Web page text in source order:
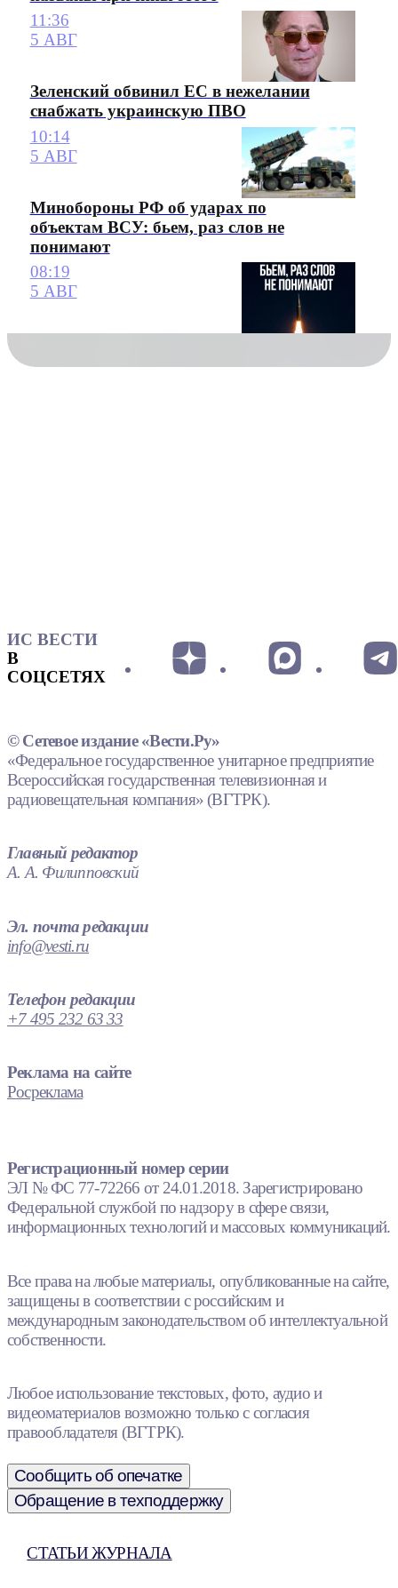
11:36
5 АВГ
Зеленский обвинил ЕС в нежелании
снабжать украинскую ПВО
10:14
5 АВГ
Минобороны РФ об ударах по
объектам ВСУ: бьем, раз слов не
понимают
08:19
5 АВГ
ИС ВЕСТИ
В
СОЦСЕТЯХ
© Сетевое издание «Вести.Ру»
«Федеральное государственное унитарное предприятие
Всероссийская государственная телевизионная и
радиовещательная компания» (ВГТРК).
Главный редактор
А. А. Филипповский
Эл. почта редакции
info@vesti.ru
Телефон редакции
+7 495 232 63 33
Реклама на сайте
Росреклама
Регистрационный номер серии
ЭЛ № ФС 77-72266 от 24.01.2018. Зарегистрировано
Федеральной службой по надзору в сфере связи,
информационных технологий и массовых коммуникаций.
Все права на любые материалы, опубликованные на сайте,
защищены в соответствии с российским и
международным законодательством об интеллектуальной
собственности.
Любое использование текстовых, фото, аудио и
видеоматериалов возможно только с согласия
правообладателя (ВГТРК).
Сообщить об опечатке
Обращение в техподдержку
СТАТЬИ ЖУРНАЛА